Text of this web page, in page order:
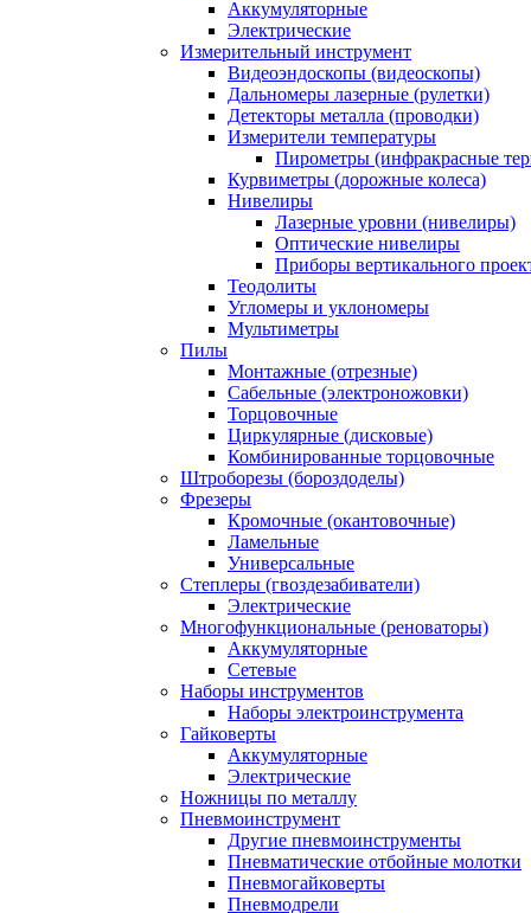
Аккумуляторные
Электрические
Измерительный инструмент
Видеоэндоскопы (видеоскопы)
Дальномеры лазерные (рулетки)
Детекторы металла (проводки)
Измерители температуры
Пирометры (инфракрасные
Курвиметры (дорожные колеса)
Нивелиры
Лазерные уровни (нивелиры)
Оптические нивелиры
Приборы вертикального
Теодолиты
Угломеры и уклономеры
Мультиметры
Пилы
Монтажные (отрезные)
Сабельные (электроножовки)
Торцовочные
Циркулярные (дисковые)
Комбинированные торцовочные
Штроборезы (бороздоделы)
Фрезеры
Кромочные (окантовочные)
Ламельные
Универсальные
Степлеры (гвоздезабиватели)
Электрические
Многофункциональные (реноваторы)
Аккумуляторные
Сетевые
Наборы инструментов
Наборы электроинструмента
Гайковерты
Аккумуляторные
Электрические
Ножницы по металлу
Пневмоинструмент
Другие пневмоинструменты
Пневматические отбойные молотки
Пневмогайковерты
Пневмодрели